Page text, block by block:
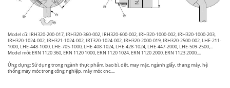
Model cũ: IRH320-200-017, IRH320-360-002, IRH320-600-002, IRH320-1000-002, IRH320-1000-203,
IRH320-1024-002, IRH321-1024-002, IRT320-1024-002, IRH320-2000-019, IRH320-2500-002, LHE-211-
1000, LHE-448-1000, LHE-705-1000, LHE-408-1024, LHE-428-1024, LHE-447-2000, LHE-509-2500,...
Model mới: ERN 1120 360, ERN 1120 1000, ERN 1120 1024, ERN 1120 2000, ERN 1123 2000,...
Ứng dụng: Sử dụng trong ngành thực phẩm, bao bì, dệt, may mặc, ngành giấy, thang máy, hệ
thống máy móc trong công nghiệp, máy móc cnc,...